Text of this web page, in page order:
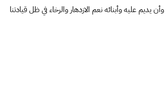
يديم عليه وأبنائه نعم الازدهار والرخاء في ظل قيادتنا